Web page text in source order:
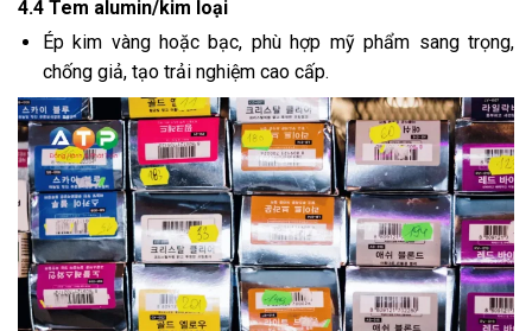
4.4 Tem alumin/kim loại
Ép kim vàng hoặc bạc, phù hợp mỹ phẩm sang trọng,
chống giả, tạo trải nghiệm cao cấp.